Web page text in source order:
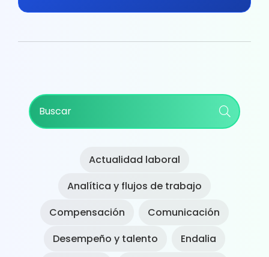
Primary
Sidebar
Actualidad laboral
Analítica y flujos de trabajo
Compensación
Comunicación
Desempeño y talento
Endalia